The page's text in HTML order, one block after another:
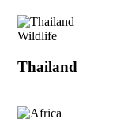
Wildlife
Thailand